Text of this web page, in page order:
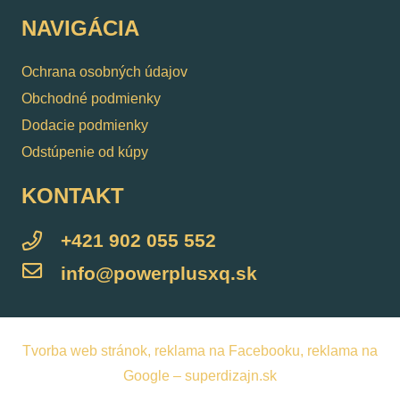
NAVIGÁCIA
Ochrana osobných údajov
Obchodné podmienky
Dodacie podmienky
Odstúpenie od kúpy
KONTAKT
+421 902 055 552
info@powerplusxq.sk
Tvorba web stránok, reklama na Facebooku, reklama na
Google – superdizajn.sk